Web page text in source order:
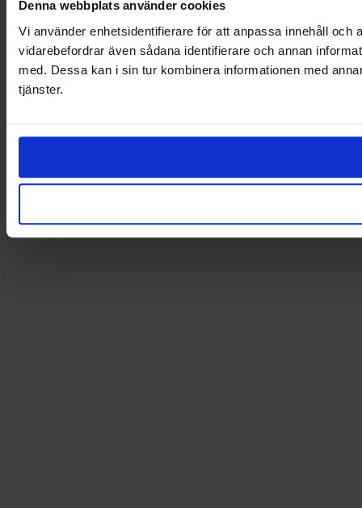
Denna webbplats använder cookies
Vi använder enhetsidentifierare för att anpassa innehåll
vidarebefordrar även sådana identifierare och annan
med. Dessa kan i sin tur kombinera informationen med
tjänster.
Evenemangsgatan 31 — SE-169 81 Solna — 08 735 90 00 —
info@svea.com — org.nr 556158‑7634
Finland
Norway
Denmark
Belgium
About Svea Group